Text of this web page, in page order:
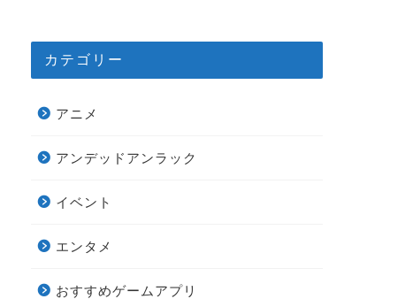
カテゴリー
アニメ
アンデッドアンラック
イベント
エンタメ
おすすめゲームアプリ